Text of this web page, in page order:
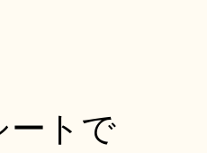
ートで